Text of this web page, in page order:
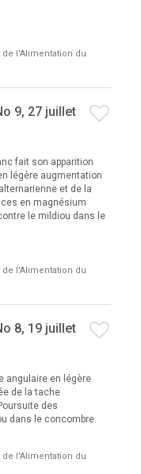
l'Alimentation du
9, 27 juillet
fait son apparition
légère augmentation
et de la
en magnésium
le mildiou dans le
l'Alimentation du
8, 19 juillet
angulaire en légère
de la tache
des
dans le concombre.
l'Alimentation du